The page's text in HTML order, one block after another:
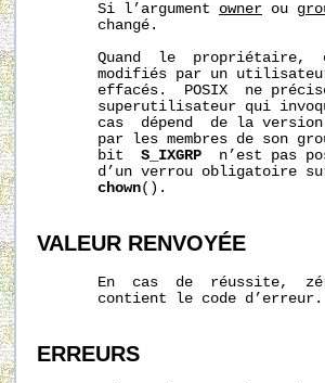
       Si l’argument
owner ou
       changé.
Quand  le  propriétaire,
modifiés par un
effacés.  POSIX  ne
superutilisateur qui
cas  dépend  de la
par les membres de son
       bit
S_IXGRP
n’est pas
d’un verrou obligatoire
chown().
VALEUR RENVOYÉE
En  cas  de  réussite,
       contient le code d’erreur.
ERREURS